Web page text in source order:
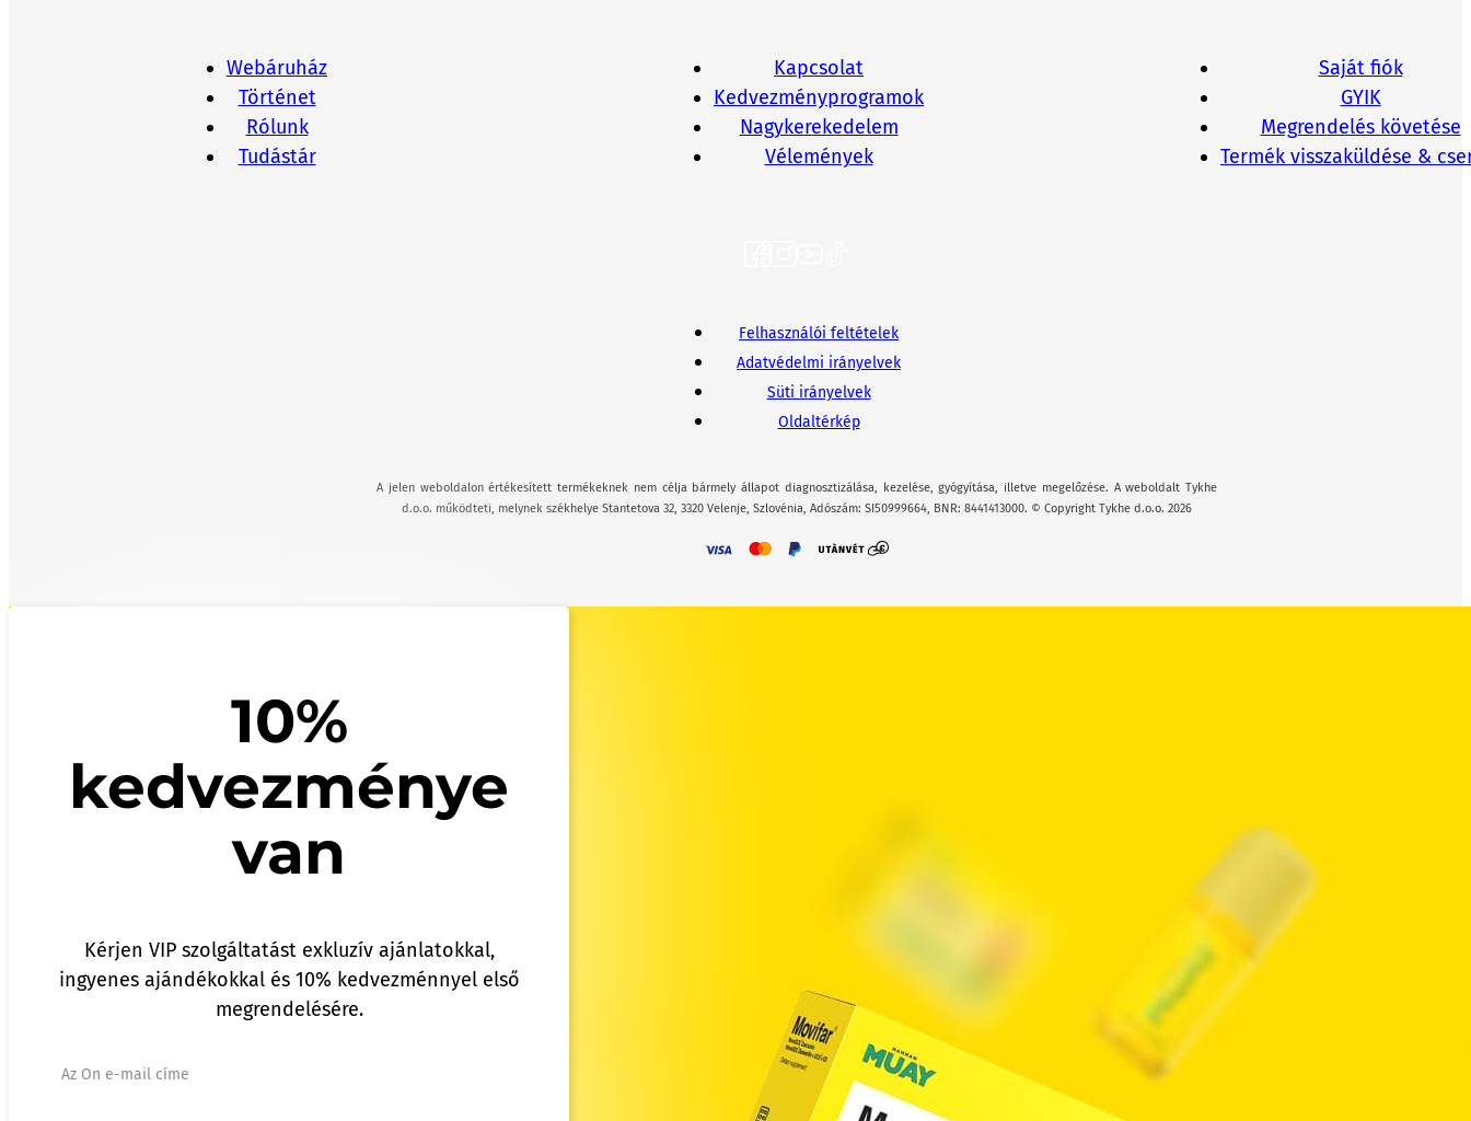
Webáruház
Történet
Rólunk
Tudástár
Kapcsolat
Kedvezményprogramok
Nagykerekedelem
Vélemények
Saját fiók
GYIK
Megrendelés követése
Termék visszaküldése &
Felhasználói feltételek
Adatvédelmi irányelvek
Süti irányelvek
Oldaltérkép
A jelen weboldalon értékesített termékeknek nem célja bármely állapot diagnosztizálása, kezelése, gyógyítása, illetve megelőzése. A weboldalt Tykhe
d.o.o. működteti, melynek székhelye Stantetova 32, 3320 Velenje, Szlovénia, Adószám: SI50999664, BNR: 8441413000. © Copyright Tykhe d.o.o. 2026
10%
kedvezménye
van
Kérjen VIP szolgáltatást exkluzív ajánlatokkal,
ingyenes ajándékokkal és 10% kedvezménnyel első
megrendelésére.